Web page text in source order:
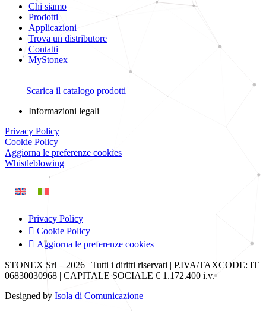
Chi siamo
Prodotti
Applicazioni
Trova un distributore
Contatti
MyStonex
Scarica il catalogo prodotti
Informazioni legali
Privacy Policy
Cookie Policy
Aggiorna le preferenze cookies
Whistleblowing
Privacy Policy
Cookie Policy
Aggiorna le preferenze cookies
STONEX Srl – 2026 | Tutti i diritti riservati | P.IVA/TAXCODE: IT
06830030968 | CAPITALE SOCIALE € 1.172.400 i.v.
Designed by Isola di Comunicazione